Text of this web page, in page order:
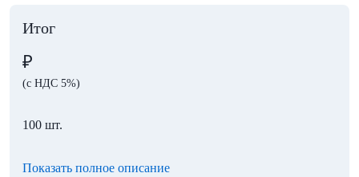
Итог
₽
(с НДС 5%)
100 шт.
Показать полное описание